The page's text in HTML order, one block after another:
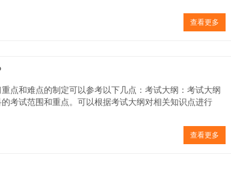
查看更多
点和难点的制定可以参考以下几点：考试大纲：考试大纲
考试范围和重点。可以根据考试大纲对相关知识点进行
查看更多